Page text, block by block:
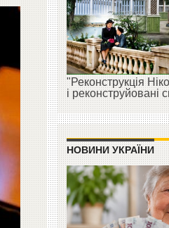
"Реконструкція
і реконструйовані
НОВИНИ УКРАЇНИ